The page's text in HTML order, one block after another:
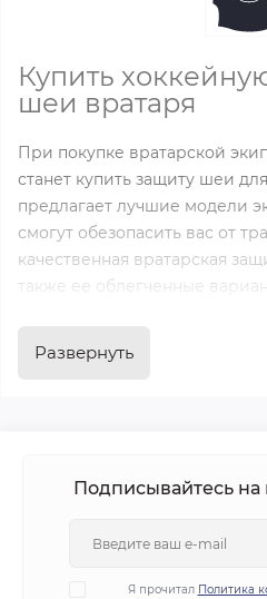
Купить
шеи вратаря
При покупке вратарской
станет купить защиту шеи
предлагает лучшие модели
смогут обезопасить вас от
качественная вратарская
также ее облегченные
попадании в эту область
качественная защита шеи
магазин предлагает купить
проконсультироваться со
Развернуть
Подписывайтесь на
Я прочитал Политика